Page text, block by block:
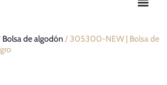
Bolsa de algodón / 305300-NEW | Bolsa de